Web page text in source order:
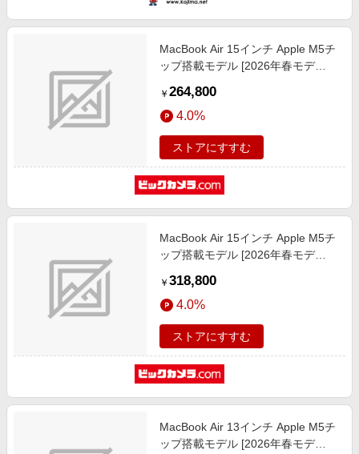
旅行・レジャー・ホテル予約
金融・マネー・保険
デジタルコンテンツ
ビジネス・その他サービス
Samsung ボーナスキャンペーン
週末の高還元 夏の長期版
MacBook Air 15インチ Apple M5チ
ップ搭載モデル [2026年春モデ
CPUと10コアGPU] スカイブルー
MDVQ4J/A
￥ 264,800
4.0%
ストアにすすむ
MacBook Air 15インチ Apple M5チ
ップ搭載モデル [2026年春モデ
CPUと10コアGPU] スカイブルー
MDVT4J/A
￥ 318,800
4.0%
ストアにすすむ
MacBook Air 13インチ Apple M5チ
ップ搭載モデル [2026年春モデ